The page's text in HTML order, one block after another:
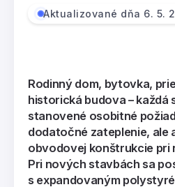
Aktualizované dňa 6. 5.
Rodinný dom, bytovka,
historická budova – každá
stanovené osobitné
dodatočné zateplenie, ale
obvodovej konštrukcie pri
Pri nových stavbách sa
s expandovaným